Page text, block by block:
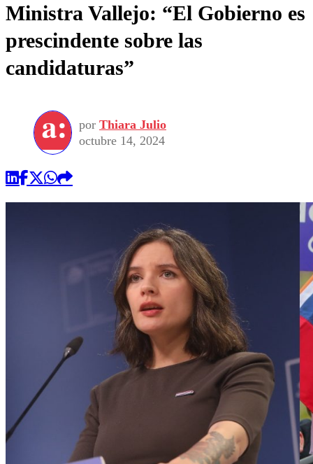
Ministra Vallejo: “El Gobierno es
prescindente sobre las
candidaturas”
por Thiara Julio
octubre 14, 2024